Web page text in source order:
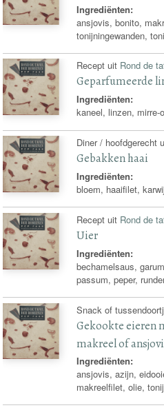
Ingrediënten:
ansjovis, bonito,
tonijningewanden,
Recept uit Rond de
Geparfumeerde
Ingrediënten:
kaneel, linzen, mirre-
Diner / hoofdgerecht
Gebakken haai
Ingrediënten:
bloem, haaifilet,
Recept uit Rond de
Uier
Ingrediënten:
bechamelsaus,
passum, peper,
Snack of
Gekookte eieren
makreel of
Ingrediënten:
ansjovis, azijn,
makreelfilet, olie,